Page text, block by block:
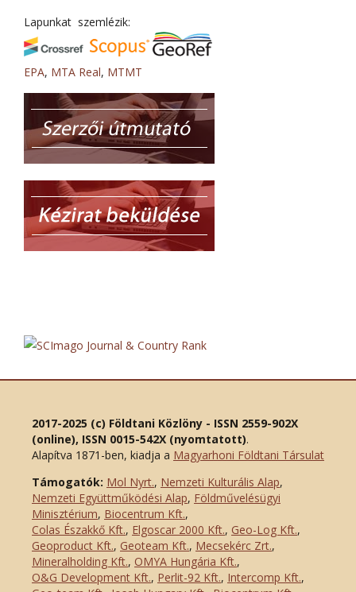
Lapunkat szemlézik:
EPA, MTA Real, MTMT
2017-2025 (c) Földtani Közlöny - ISSN 2559-902X
(online), ISSN 0015-542X (nyomtatott).
Alapítva 1871-ben, kiadja a Magyarhoni Földtani Társulat
Támogatók: Mol Nyrt., Nemzeti Kulturális Alap,
Nemzeti Együttműködési Alap, Földművelésügyi
Minisztérium, Biocentrum Kft.,
Colas Északkő Kft., Elgoscar 2000 Kft., Geo-Log Kft.,
Geoproduct Kft., Geoteam Kft., Mecsekérc Zrt.,
Mineralholding Kft., OMYA Hungária Kft.,
O&G Development Kft., Perlit-92 Kft., Intercomp Kft.,